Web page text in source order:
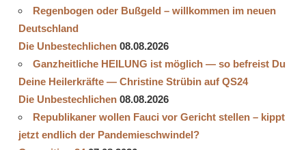
Regenbogen oder Bußgeld – willkommen im neuen
Deutschland
Die Unbestechlichen 08.08.2026
Ganzheitliche HEILUNG ist möglich — so befreist Du
Deine Heilerkräfte — Christine Strübin auf QS24
Die Unbestechlichen 08.08.2026
Republikaner wollen Fauci vor Gericht stellen – kippt
jetzt endlich der Pandemieschwindel?